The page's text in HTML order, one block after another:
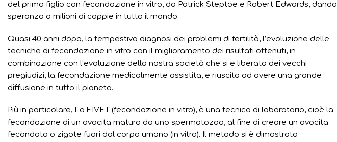
del primo figlio con fecondazione in vitro, da Patrick Steptoe e Robert Edwards, dando
speranza a milioni di coppie in tutto il mondo.
Quasi 40 anni dopo, la tempestiva diagnosi dei problemi di fertilità, l’evoluzione delle
tecniche di fecondazione in vitro con il miglioramento dei risultati ottenuti, in
combinazione con l’evoluzione della nostra società che si e liberata dei vecchi
pregiudizi, la fecondazione medicalmente assistita, e riuscita ad avere una grande
diffusione in tutto il pianeta.
Più in particolare, La FIVET (fecondazione in vitro), è una tecnica di laboratorio, cioè la
fecondazione di un ovocita maturo da uno spermatozoo, al fine di creare un ovocita
fecondato o zigote fuori dal corpo umano (in vitro). Il metodo si è dimostrato